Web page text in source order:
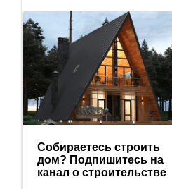
Собираетесь строить
дом? Подпишитесь на
канал о строительстве